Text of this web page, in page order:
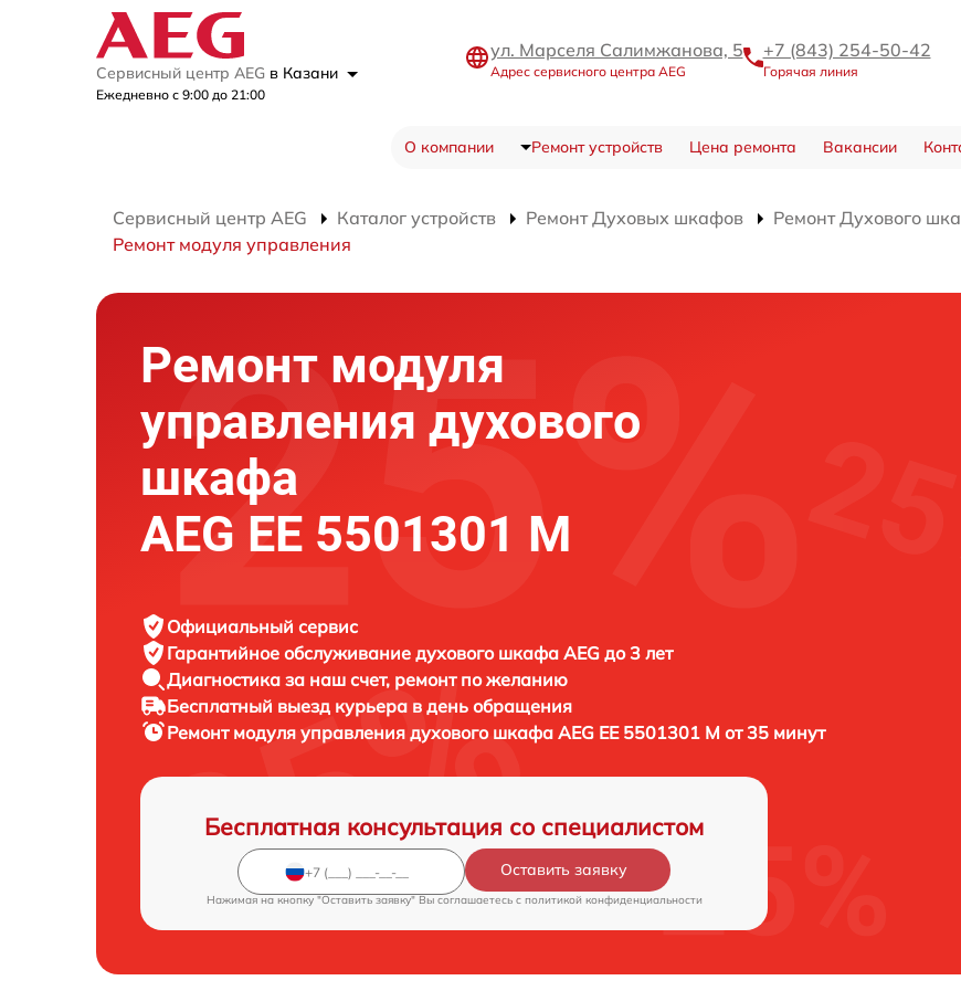
Сервисный центр AEG в Казани
Ежедневно с 9:00 до 21:00
ул. Марселя Салимжанова, 5
Адрес сервисного центра AEG
+7 (843) 254-50-42
Горячая линия
О компании Ремонт устройств Цена ремонта Вакансии
Сервисный центр AEG Каталог устройств Ремонт Духовых шкафов
Ремонт Духового
Ремонт модуля управления
Ремонт модуля
управления духового
шкафа
AEG EE 5501301 M
Официальный сервис
Гарантийное обслуживание духового шкафа AEG до 3 лет
Диагностика за наш счет, ремонт по желанию
Бесплатный выезд курьера в день обращения
Ремонт модуля управления духового шкафа AEG EE 5501301 M от 35 минут
Бесплатная консультация со специалистом
Оставить заявку
Нажимая на кнопку "Оставить заявку" Вы соглашаетесь c политикой конфиденциальности